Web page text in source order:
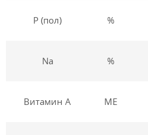
Р (пол) %
Na %
Витамин А МЕ